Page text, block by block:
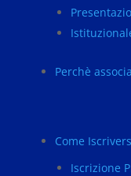
Perchè
Come
Iscrizione